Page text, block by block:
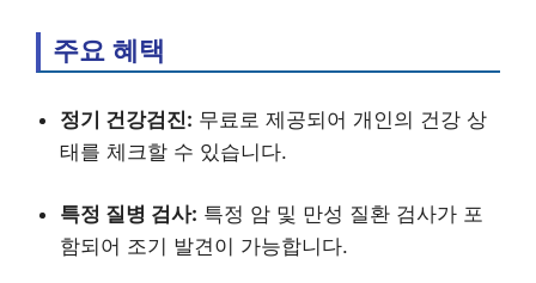
주요 혜택
정기 건강검진: 무료로 제공되어 개인의 건강 상
태를 체크할 수 있습니다.
특정 질병 검사: 특정 암 및 만성 질환 검사가 포
함되어 조기 발견이 가능합니다.